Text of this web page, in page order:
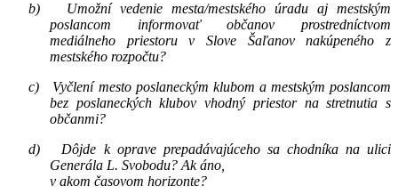
b) Umožní vedenie mesta/mestského úradu aj mestským
poslancom informovať občanov prostredníctvom
mediálneho priestoru v Slove Šaľanov nakúpeného z
mestského rozpočtu?
c) Vyčlení mesto poslaneckým klubom a mestským poslancom
bez poslaneckých klubov vhodný priestor na stretnutia s
občanmi?
d) Dôjde k oprave prepadávajúceho sa chodníka na ulici
Generála L. Svobodu? Ak áno,
v akom časovom horizonte?